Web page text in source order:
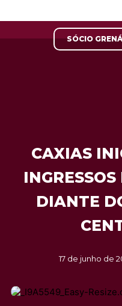
SÓCIO GRENÁ
CAXIAS
DIANTE
17 de junho de